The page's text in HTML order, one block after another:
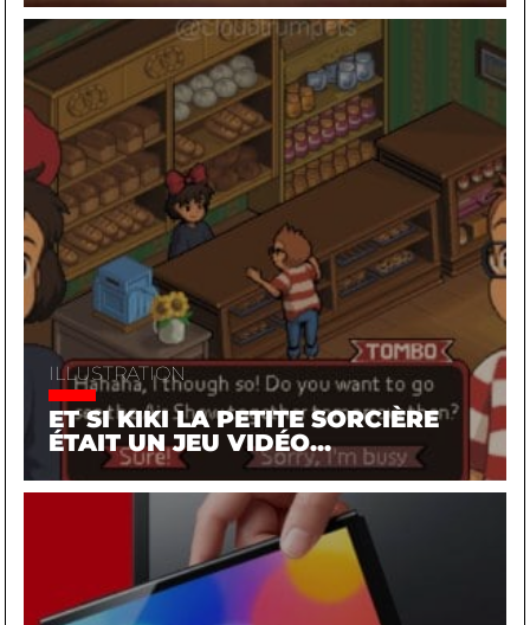
ILLUSTRATION
ET SI KIKI LA PETITE SORCIÈRE
ÉTAIT UN JEU VIDÉO...